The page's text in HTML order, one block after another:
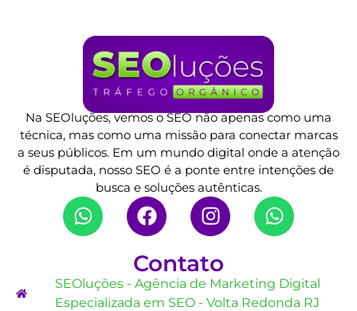
Na SEOluções, vemos o SEO não apenas como uma
técnica, mas como uma missão para conectar marcas
a seus públicos. Em um mundo digital onde a atenção
é disputada, nosso SEO é a ponte entre intenções de
busca e soluções autênticas.
Contato
SEOluções - Agência de Marketing Digital
Especializada em SEO - Volta Redonda RJ